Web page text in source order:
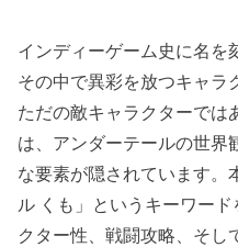
インディーゲーム史に名を
その中で異彩を放つキャラ
ただの敵キャラクターでは
は、アンダーテールの世界
な要素が隠されています。
ル くも」というキーワー
クター性、戦闘攻略、そし